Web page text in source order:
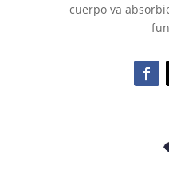
cuerpo va